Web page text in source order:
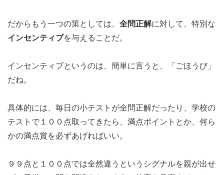
だからもう一つの策としては、 全問正解に対して、特別な
インセンティブを与えることだ。
インセンティブというのは、簡単に言うと、「ごほうび」
だね。
具体的には、毎日の小テストが全問正解だったり、学校の
テストで１００点取ってきたら、満点ポイントとか、何ら
かの満点賞を必ずあげればいい。
９９点と１００点では全然違うというシグナルを親が出せ